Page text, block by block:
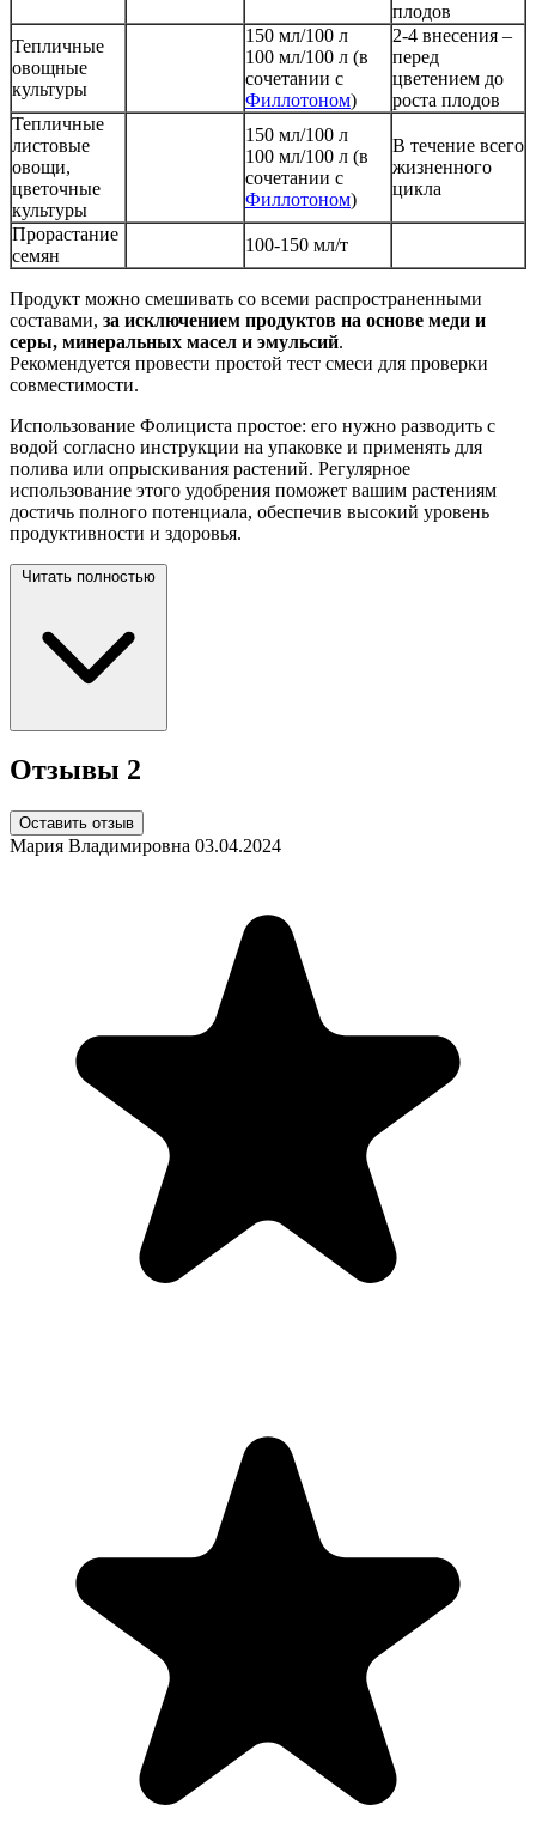
плодов
Тепличные
овощные
культуры
150 мл/100 л
100 мл/100 л (в
сочетании с
Филлотоном)
2-4 внесения –
перед
цветением до
роста плодов
Тепличные
листовые
овощи,
цветочные
культуры
150 мл/100 л
100 мл/100 л (в
сочетании с
Филлотоном)
В течение всего
жизненного
цикла
Прорастание
семян
100-150 мл/т
Продукт можно смешивать со всеми распространенными
составами, за исключением продуктов на основе меди и
серы, минеральных масел и эмульсий.
Рекомендуется провести простой тест смеси для проверки
совместимости.
Использование Фолициста простое: его нужно разводить с
водой согласно инструкции на упаковке и применять для
полива или опрыскивания растений. Регулярное
использование этого удобрения поможет вашим растениям
достичь полного потенциала, обеспечив высокий уровень
продуктивности и здоровья.
Читать полностью
Отзывы 2
Оставить отзыв
Мария Владимировна 03.04.2024